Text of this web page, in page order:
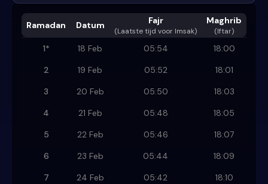
Ramadan Datum Fajr
(Laatste tijd voor Imsak)
Maghrib
(Iftar)
1* 18 Feb 05:54
18:00
2
19 Feb 05:52
18:01
3
20 Feb 05:50
18:03
4
21 Feb 05:48
18:05
5
22 Feb 05:46
18:07
6
23 Feb 05:44
18:09
7
24 Feb 05:42
18:10